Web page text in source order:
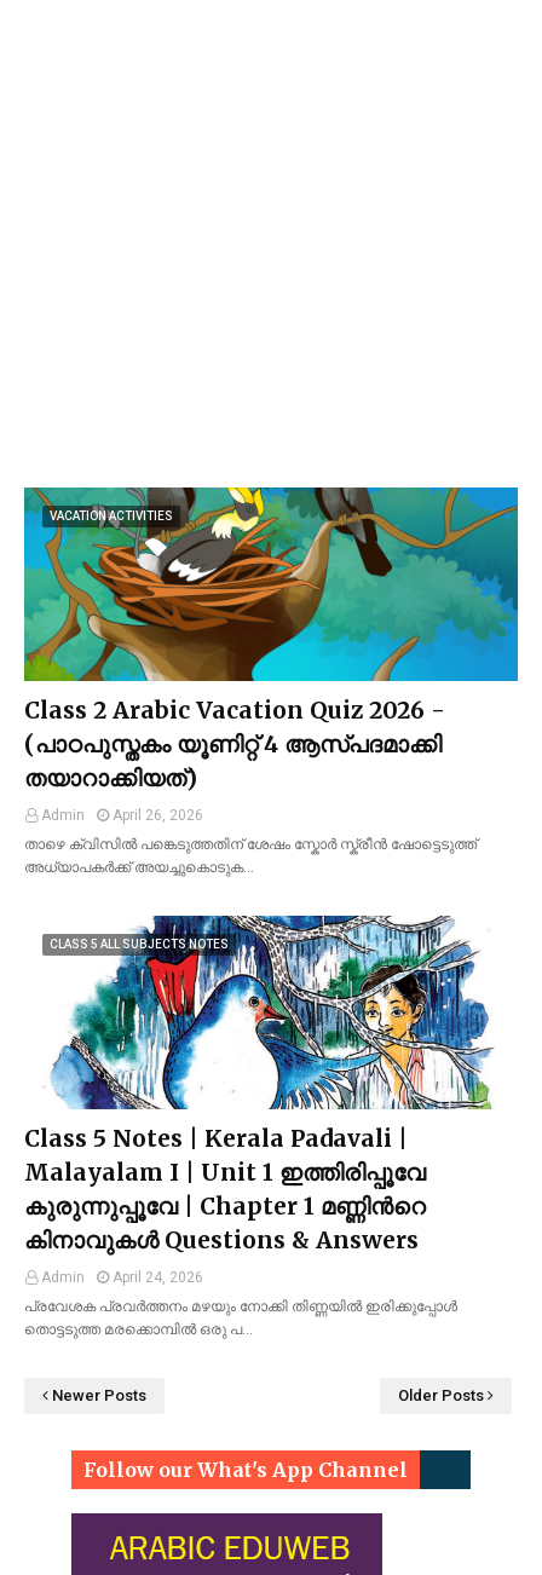
VACATION ACTIVITIES
Class 2 Arabic Vacation Quiz 2026 -
(പാഠപുസ്തകം യൂണിറ്റ് 4 ആസ്പദമാക്കി
തയാറാക്കിയത്)
Admin
April 26, 2026
താഴെ ക്വിസിൽ പങ്കെടുത്തതിന് ശേഷം സ്കോർ സ്ക്രീൻ ഷോട്ടെടുത്ത്
അധ്യാപകർക്ക് അയച്ചുകൊടുക…
CLASS 5 ALL SUBJECTS NOTES
Class 5 Notes | Kerala Padavali |
Malayalam I | Unit 1 ഇത്തിരിപ്പൂവേ
കുരുന്നുപ്പൂവേ | Chapter 1 മണ്ണിൻറെ
കിനാവുകൾ Questions & Answers
Admin
April 24, 2026
പ്രവേശക പ്രവർത്തനം മഴയും നോക്കി തിണ്ണയിൽ ഇരിക്കുപ്പോൾ
തൊട്ടടുത്ത മരക്കൊമ്പിൽ ഒരു പ…
Newer Posts Older Posts
Follow our What's App Channel